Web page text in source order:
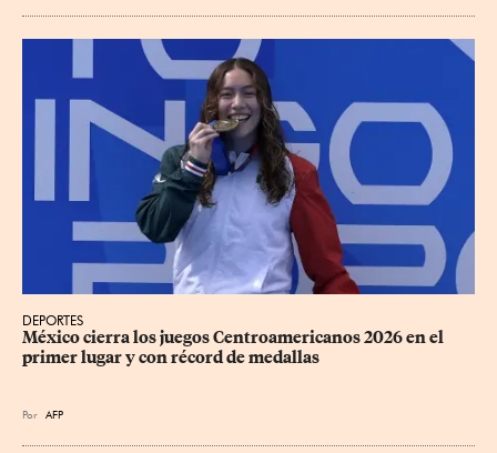
DEPORTES
México cierra los juegos Centroamericanos 2026 en el
primer lugar y con récord de medallas
Por AFP